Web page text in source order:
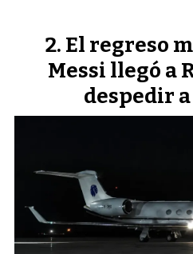
El regreso
Messi llegó a
despedir